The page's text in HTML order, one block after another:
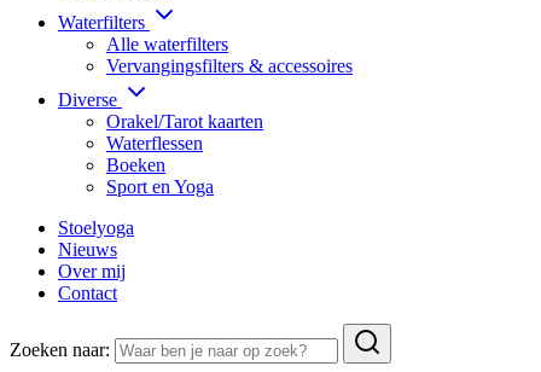
Waterfilters
Alle waterfilters
Vervangingsfilters & accessoires
Diverse
Orakel/Tarot kaarten
Waterflessen
Boeken
Sport en Yoga
Stoelyoga
Nieuws
Over mij
Contact
Zoeken naar: